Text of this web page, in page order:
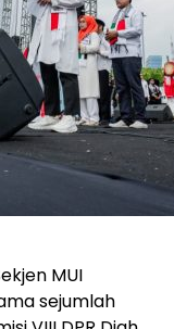
MUI
sejumlah